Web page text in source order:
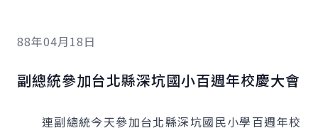
88年04月18日
副總統參加台北縣深坑國小百週年校慶大會
連副總統今天參加台北縣深坑國民小學百週年校